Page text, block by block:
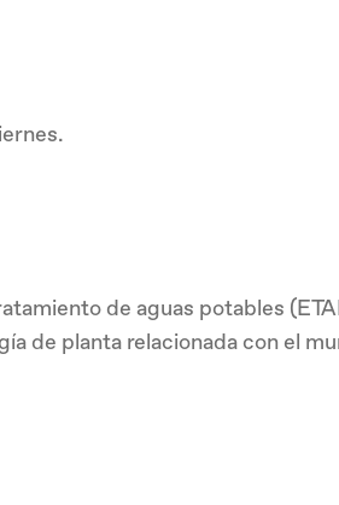
de aguas potables
de planta relacionada con el